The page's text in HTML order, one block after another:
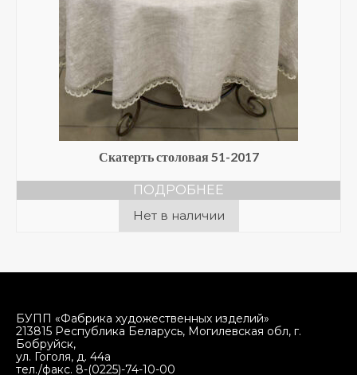
Скатерть столовая 51-2017
ПОДРОБНЕЕ
Нет в наличии
БУПП «Фабрика художественных изделий»
213815 Республика Беларусь, Могилевская обл, г.
Бобруйск,
ул. Гоголя, д. 44а
тел./факс. 8-(0225)-74-10-00